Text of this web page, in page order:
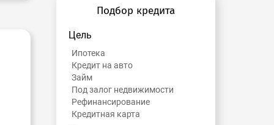
Подбор кредита
Цель
Ипотека
Кредит на авто
Займ
Под залог недвижимости
Рефинансирование
Кредитная карта